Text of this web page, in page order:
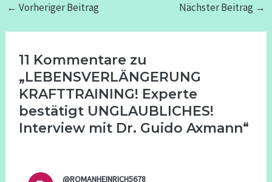
← Vorheriger Beitrag Nächster Beitrag →
11 Kommentare zu
„LEBENSVERLÄNGERUNG
KRAFTTRAINING! Experte
bestätigt UNGLAUBLICHES!
Interview mit Dr. Guido Axmann“
@ROMANHEINRICH5678